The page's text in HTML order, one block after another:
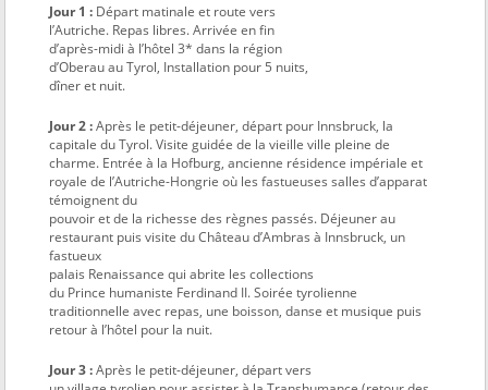
Jour 1 : Départ matinale et route vers
l’Autriche. Repas libres. Arrivée en fin
d’après-midi à l’hôtel 3* dans la région
d’Oberau au Tyrol, Installation pour 5 nuits,
dîner et nuit.
Jour 2 :Après le petit-déjeuner, départ pour Innsbruck, la
capitale du Tyrol. Visite guidée de la vieille ville pleine de
charme. Entrée à la Hofburg, ancienne résidence impériale et
royale de l’Autriche-Hongrie où les fastueuses salles d’apparat
témoignent du
pouvoir et de la richesse des règnes passés. Déjeuner au
restaurant puis visite du Château d’Ambras à Innsbruck, un
fastueux
palais Renaissance qui abrite les collections
du Prince humaniste Ferdinand II. Soirée tyrolienne
traditionnelle avec repas, une boisson, danse et musique puis
retour à l’hôtel pour la nuit.
Jour 3 :Après le petit-déjeuner, départ vers